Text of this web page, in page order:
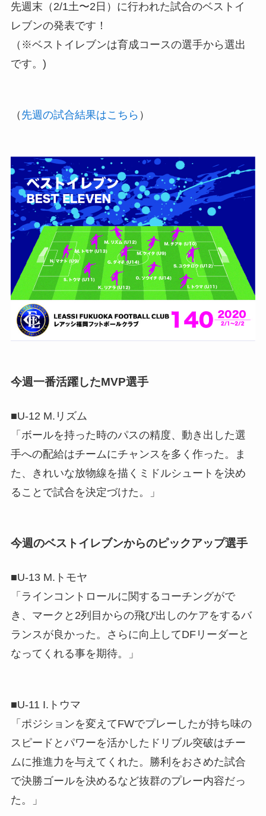
先週末（2/1土〜2日）に行われた試合のベストイ
レブンの発表です！
（※ベストイレブンは育成コースの選手から選出
です。)
（ 先週の試合結果はこちら ）
今週一番活躍したMVP選手
■U-12 M.リズム
「ボールを持った時のパスの精度、動き出した選
手への配給はチームにチャンスを多く作った。ま
た、きれいな放物線を描くミドルシュートを決め
ることで試合を決定づけた。」
今週のベストイレブンからのピックアップ選手
■U-13 M.トモヤ
「ラインコントロールに関するコーチングがで
き、マークと2列目からの飛び出しのケアをするバ
ランスが良かった。さらに向上してDFリーダーと
なってくれる事を期待。」
■U-11 I.トウマ
「ポジションを変えてFWでプレーしたが持ち味の
スピードとパワーを活かしたドリブル突破はチー
ムに推進力を与えてくれた。勝利をおさめた試合
で決勝ゴールを決めるなど抜群のプレー内容だっ
た。」